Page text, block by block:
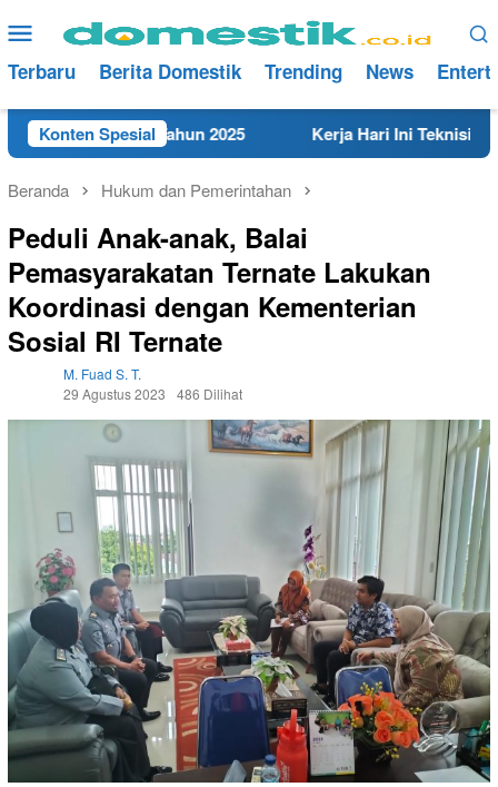
ke
konten
Menu
Mobile
Terbaru Berita Domestik Trending News
Konten Spesial
Rembang Tahun 2025 Kerja Hari Ini Teknisi/
Beranda Hukum dan Pemerintahan
Peduli Anak-anak, Balai
Pemasyarakatan Ternate Lakukan
Koordinasi dengan Kementerian
Sosial RI Ternate
M. Fuad S. T.
29 Agustus 2023
486 Dilihat